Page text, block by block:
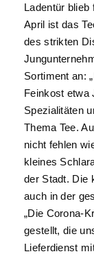
Ladentür blieb
April ist das
des strikten
Sortiment an:
Feinkost etwa
Spezialitäten
Thema Tee.
nicht fehlen
kleines
der Stadt. Die
auch in der
„Die Corona-
gestellt, die
Lieferdienst